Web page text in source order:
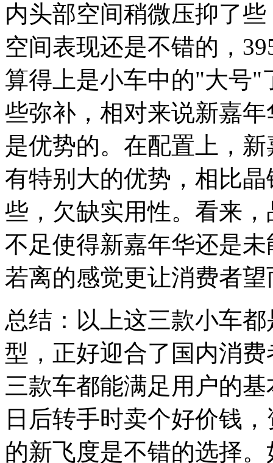
内头部空间稍微压抑了
空间表现还是不错的，
算得上是小车中的"大号"
些弥补，相对来说新嘉
是优势的。在配置上，
有特别大的优势，相比
些，欠缺实用性。看来
不足使得新嘉年华还是
若离的感觉更让消费者
总结：以上这三款小车
型，正好迎合了国内消
三款车都能满足用户的
日后转手时卖个好价钱
的新飞度是不错的选择